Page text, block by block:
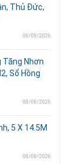
Thủ Đức,
08/08/2026
Tăng Nhơn
Sổ Hồng
08/08/2026
5 X 14.5M
08/08/2026